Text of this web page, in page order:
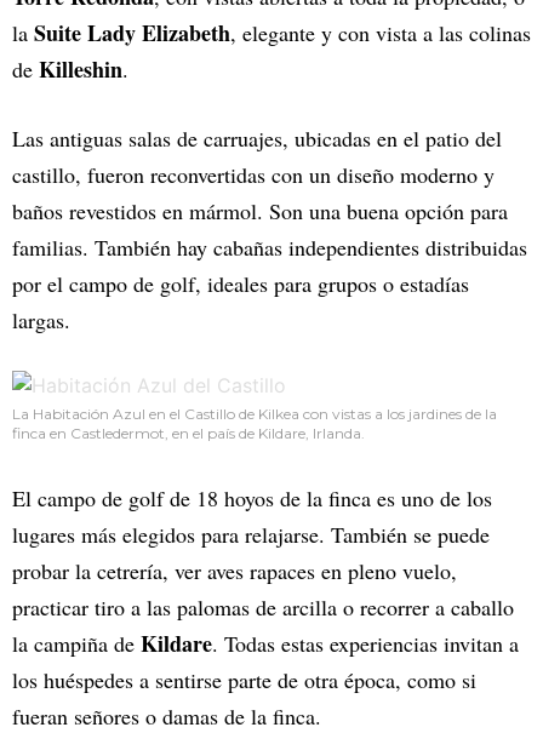
la Suite Lady Elizabeth, elegante y con vista a las colinas
de Killeshin.
Las antiguas salas de carruajes, ubicadas en el patio del
castillo, fueron reconvertidas con un diseño moderno y
baños revestidos en mármol. Son una buena opción para
familias. También hay cabañas independientes distribuidas
por el campo de golf, ideales para grupos o estadías
largas.
La Habitación Azul en el Castillo de Kilkea con vistas a los jardines de la
finca en Castledermot, en el país de Kildare, Irlanda.
El campo de golf de 18 hoyos de la finca es uno de los
lugares más elegidos para relajarse. También se puede
probar la cetrería, ver aves rapaces en pleno vuelo,
practicar tiro a las palomas de arcilla o recorrer a caballo
la campiña de Kildare. Todas estas experiencias invitan a
los huéspedes a sentirse parte de otra época, como si
fueran señores o damas de la finca.